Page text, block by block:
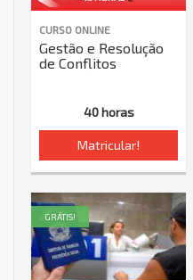
CURSO ONLINE
Gestão e Resolução
de Conflitos
40 horas
Matricular!
GRÁTIS!